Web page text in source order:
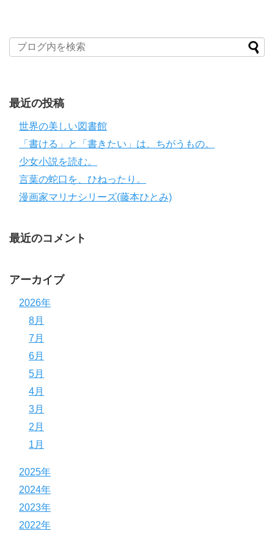
最近の投稿
世界の美しい図書館
「書ける」と「書きたい」は、ちがうもの。
少女小説を読む。
言葉の蛇口を、ひねったり。
漫画家マリナシリーズ(藤本ひとみ)
最近のコメント
アーカイブ
2026年
8月
7月
6月
5月
4月
3月
2月
1月
2025年
2024年
2023年
2022年